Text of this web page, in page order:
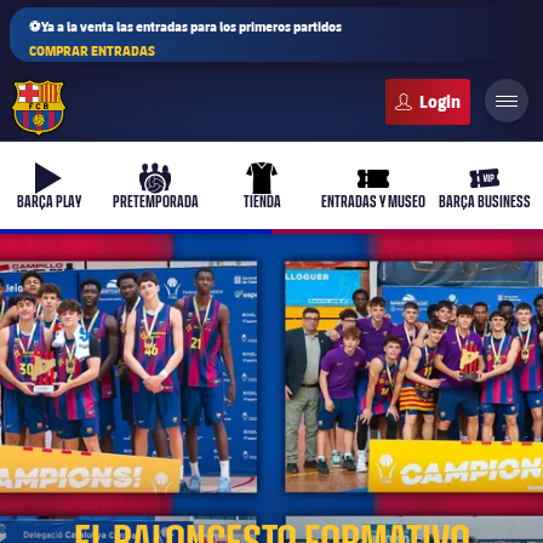
⚽Ya a la venta las entradas para los primeros partidos
COMPRAR ENTRADAS
b-play
BARÇA PLAY
culers-ball
PRETEMPORADA
uniform
TIENDA
ticket-full
ENTRADAS Y MUSEO
ticket-
BARÇA BUSINESS